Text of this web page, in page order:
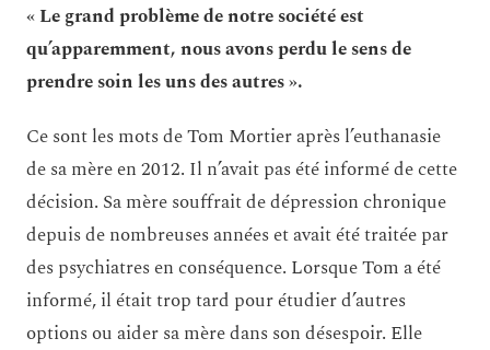
« Le grand problème de notre société est
qu’apparemment, nous avons perdu le sens de
prendre soin les uns des autres ».
Ce sont les mots de Tom Mortier après l’euthanasie
de sa mère en 2012. Il n’avait pas été informé de cette
décision. Sa mère souffrait de dépression chronique
depuis de nombreuses années et avait été traitée par
des psychiatres en conséquence. Lorsque Tom a été
informé, il était trop tard pour étudier d’autres
options ou aider sa mère dans son désespoir. Elle